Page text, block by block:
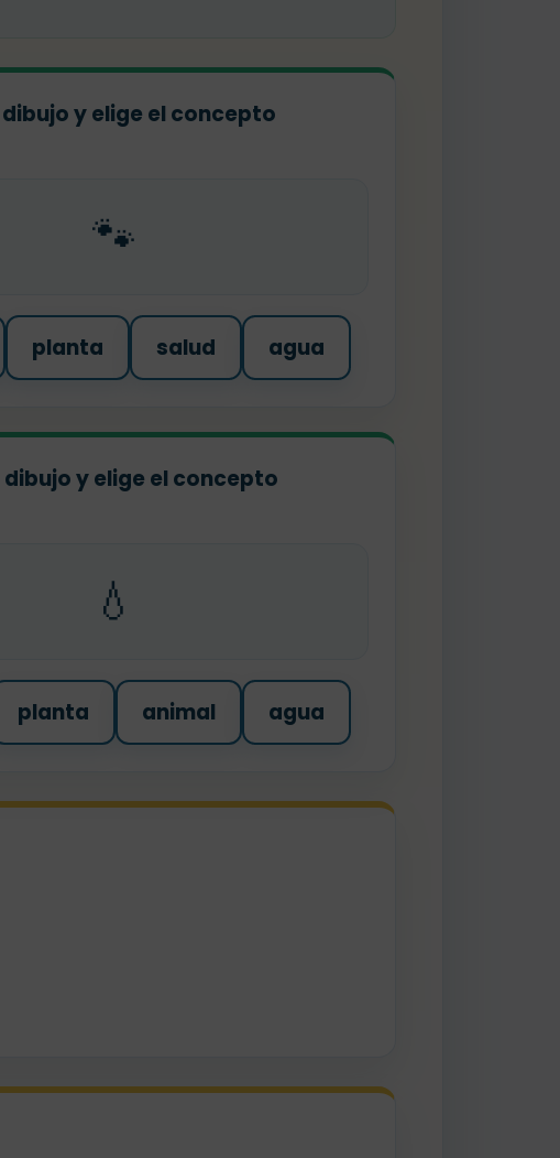
dibujo y elige el concepto
🐾
planta salud agua
dibujo y elige el concepto
💧
planta animal agua